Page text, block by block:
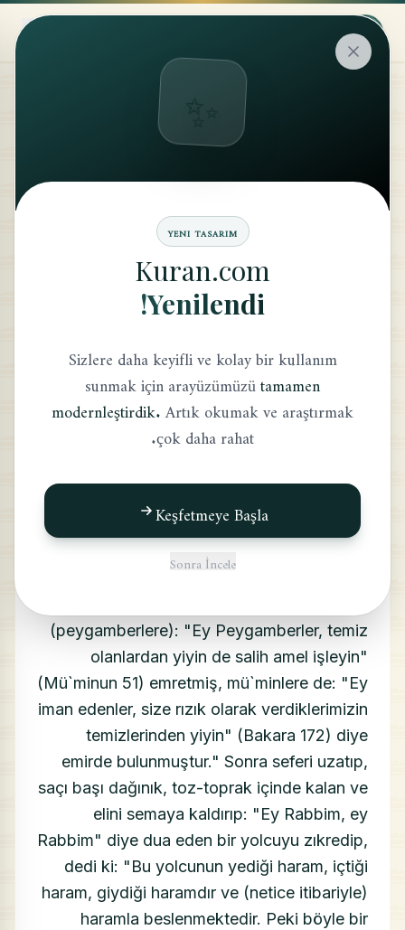
الحديث
KESB (KAZANÇ) BÖLÜMÜ
ابحث
"Ey insanlar! Allah Teala hazretleri tayyibtir,
tayyibten başka bir şey kabul etmez.
(peygamberlere): "Ey Peygamberler, temiz
olanlardan yiyin de salih amel işleyin"
(Mü`minun 51) emretmiş, mü`minlere de: "Ey
iman edenler, size rızık olarak verdiklerimizin
temizlerinden yiyin" (Bakara 172) diye
emirde bulunmuştur." Sonra seferi uzatıp,
saçı başı dağınık, toz-toprak içinde kalan ve
elini semaya kaldırıp: "Ey Rabbim, ey
Rabbim" diye dua eden bir yolcuyu zıkredip,
dedi ki: "Bu yolcunun yediği haram, içtiği
haram, giydiği haramdır ve (netice itibariyle)
haramla beslenmektedir. Peki böyle bir
✨
YENI TASARIM
Kuran.com
Yenilendi!
Sizlere daha keyifli ve kolay bir kullanım
sunmak için arayüzümüzütamamen
modernleştirdik.Artık okumak ve araştırmak
çok daha rahat.
Keşfetmeye Başla
Sonra İncele